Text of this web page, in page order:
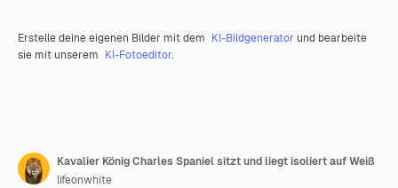
Erstelle deine eigenen Bilder mit dem KI-Bildgenerator und bearbeite
sie mit unserem KI-Fotoeditor.
Kavalier König Charles Spaniel sitzt und liegt isoliert auf Weiß
lifeonwhite